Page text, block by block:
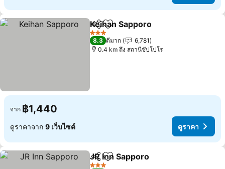
แชร์ เพิ่มในรายการโปรด
Keihan Sapporo
3 ดาว
8.3 ดีมาก
6,781
0.4 km ถึง สถานีซัปโปโร
จาก ฿1,440
ดูราคาจาก 9 เว็บไซต์ ดูราคา
แชร์ เพิ่มในรายการโปรด
JR Inn Sapporo